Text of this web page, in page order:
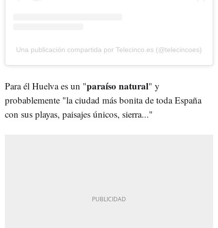
Una publicación compartida por Telecinco.es (@telecincoes)
Para él Huelva es un "paraíso natural" y
probablemente "la ciudad más bonita de toda España
con sus playas, paisajes únicos, sierra..."